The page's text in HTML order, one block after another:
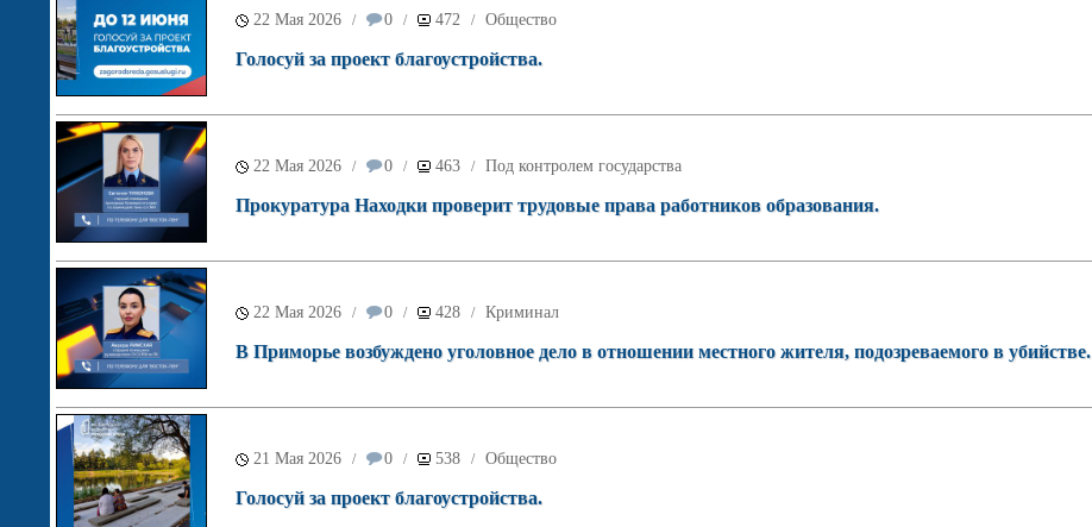
22 Мая 2026 / 0 / 472 / Общество
Голосуй за проект благоустройства.
22 Мая 2026 / 0 / 463 / Под контролем государства
Прокуратура Находки проверит трудовые права работников образования.
22 Мая 2026 / 0 / 428 / Криминал
В Приморье возбуждено уголовное дело в отношении местного жителя, подозреваемого в убийстве.
21 Мая 2026 / 0 / 538 / Общество
Голосуй за проект благоустройства.